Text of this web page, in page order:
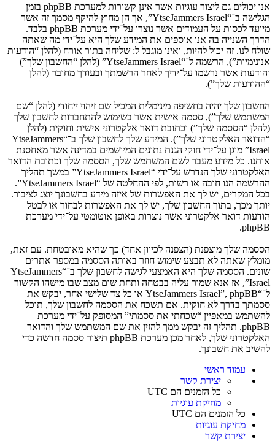
אנו יכולים גם ליצור עוגיות אשר אינן קשורות למערכת phpBB בזמן
הגלישה ב־“YtseJammers Israel”, אך הן מחוץ להיקף מסמך זה אשר
מיועד לכסות על העמודים אשר נוצרו על־ידי מערכת phpBB בלבד.
הדרך השנייה בה אנו אוספים את המידע שלך היא על־ידי מה שאתה
שולח לנו. זה יכול להיות, ואינו מוגבל ל: שליחה בתור אורח (להלן “הודעות
אנונימיות”), הרשמה ל־“YtseJammers Israel” (להלן “החשבון שלך”)
והודעות אשר נרשמו על־ידיך לאחר הרשמתך ובעודך מחובר (להלן
“ההודעות שלך”).
החשבון שלך יהיה בחשיפה מינימלית המכיל שם זיהוי ייחודי (להלן “שם
המשתמש שלך”), ססמה אישית אשר בשימוש להתחברות לחשבון שלך
(להלן “הססמה שלך”) וכתובת דואר אלקטרוני אישית וחוקית (להלן
“הדואר האלקטרוני שלך”). המידע שלך לחשבון שלך ב־“YtseJammers
Israel” מוגן על־ידי חוקי הגנת נתונים המיושמים במדינה אשר מאחסנת
אותנו. כל מידע מעבר לשם המשתמש שלך, הססמה שלך וכתובת הדואר
האלקטרוני שלך הנדרש על־ידי “YtseJammers Israel” במשך תהליך
ההרשמה הנו חובה או רשות, לפי ההחלטה של “YtseJammers Israel”.
בכל המקרים, יש לך את האפשרות של איזה מידע בחשבונך יוצג לציבור.
יותך מכך, בתוך החשבון שלך, יש לך את האפשרות לבחור או לבטל
הודעות דואר אלקטרוני אשר נוצרות באופן אוטומטי על־ידי מערכת
phpBB.
הססמה שלך מוצפנת (הצפנה לכיוון אחד) כך שהיא מאובטחת. עם זאת,
מומלץ שאתה לא תבצע שימוש חוזר באותה הססמה במספר אתרים
שונים. הססמה שלך היא האמצעי לגישה לחשבון שלך ב־“YtseJammers
Israel”, אז אנא שמור עליה בבטחה ותחת שום מצב שבו מישהו הקשור
ל־“YtseJammers Israel”, phpBB או כל צד שלישי אחר, יבקש את
ססמתך בדרך לא חוקית. אם תשכח את הססמה לחשבון שלך, תוכל
להשתמש במאפיין “שכחתי את ססמתי” המסופק על־ידי מערכת
phpBB. תהליך זה יבקש ממך להזין את שם המשתמש שלך והדואר
האלקטרוני שלך, לאחר מכן מערכת phpBB תיצור ססמה חדשה כדי
להשיב את חשבונך.
עמוד ראשי
יצירת קשר
כל הזמנים הם UTC
מחיקת עוגיות
כל הזמנים הם UTC
מחיקת עוגיות
יצירת קשר